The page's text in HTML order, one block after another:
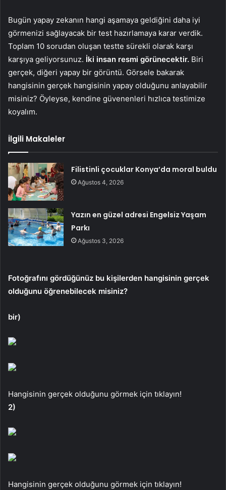
Bugün yapay zekanın hangi aşamaya geldiğini daha iyi
görmenizi sağlayacak bir test hazırlamaya karar verdik.
Toplam 10 sorudan oluşan testte sürekli olarak karşı
karşıya geliyorsunuz. İki insan resmi görünecektir. Biri
gerçek, diğeri yapay bir görüntü. Görsele bakarak
hangisinin gerçek hangisinin yapay olduğunu anlayabilir
misiniz? Öyleyse, kendine güvenenleri hızlıca testimize
koyalım.
İlgili Makaleler
Filistinli çocuklar Konya’da moral buldu
Ağustos 4, 2026
Yazın en güzel adresi Engelsiz Yaşam
Parkı
Ağustos 3, 2026
Fotoğrafını gördüğünüz bu kişilerden hangisinin gerçek
olduğunu öğrenebilecek misiniz?
bir)
Hangisinin gerçek olduğunu görmek için tıklayın!
2)
Hangisinin gerçek olduğunu görmek için tıklayın!